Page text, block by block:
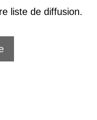
liste de diffusion.